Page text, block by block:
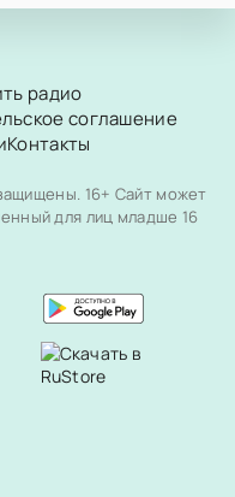
радио
соглашение
Контакты
16+ Сайт может
для лиц младше 16